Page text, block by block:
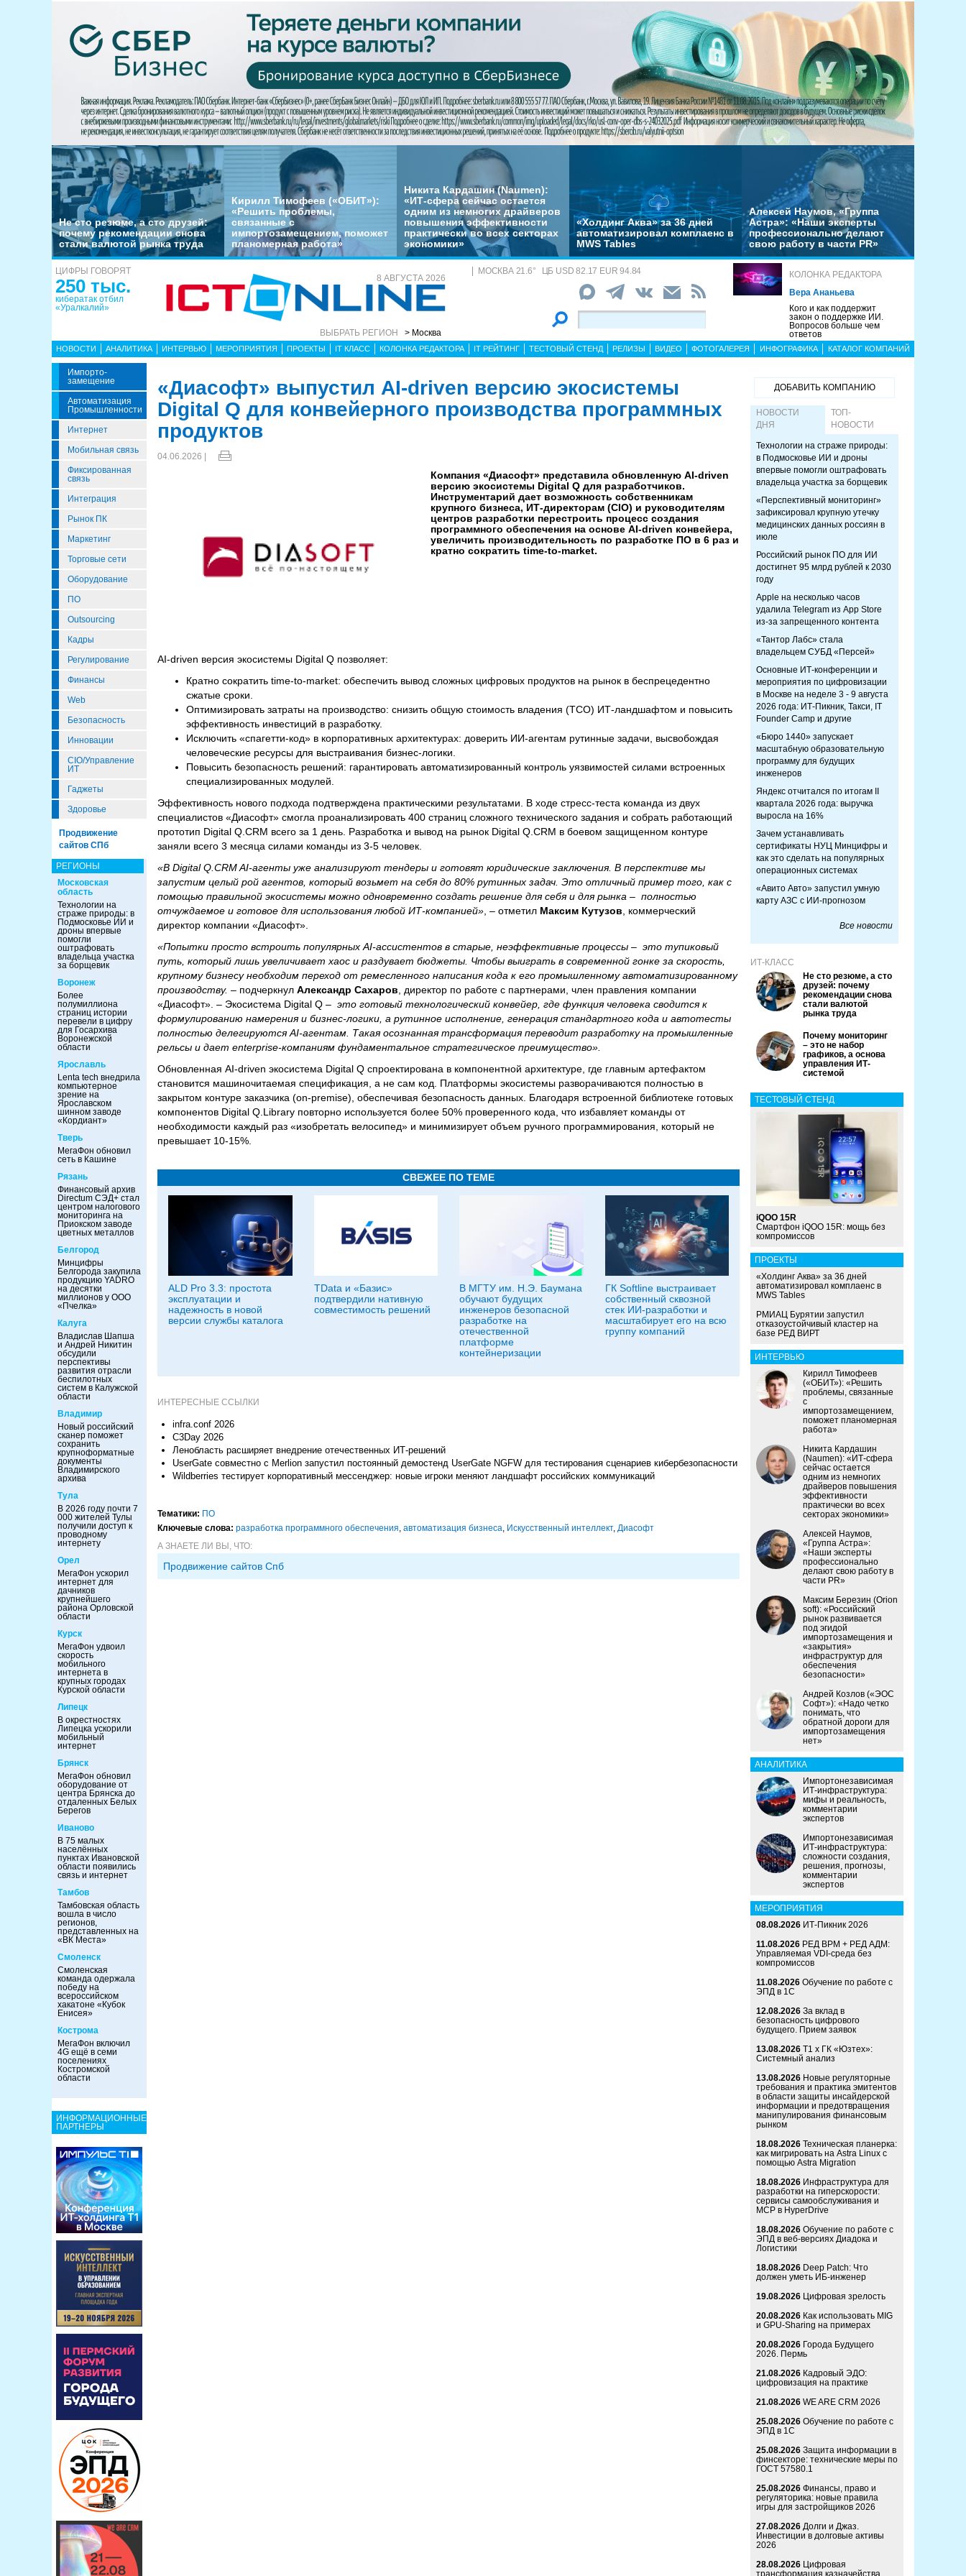
Не сто резюме, а сто друзей:
почему рекомендации снова
стали валютой рынка труда
Кирилл Тимофеев («ОБИТ»):
«Решить проблемы,
связанные с
импортозамещением, поможет
планомерная работа»
Никита Кардашин (Naumen):
«ИТ-сфера сейчас остается
одним из немногих драйверов
повышения эффективности
практически во всех секторах
экономики»
«Холдинг Аква» за 36 дней
автоматизировал комплаенс в
MWS Tables
Алексей Наумов, «Группа
Астра»: «Наши эксперты
профессионально делают
свою работу в части PR»
ЦИФРЫ ГОВОРЯТ
250 тыс.
кибератак отбил
«Уралкалий»
8 АВГУСТА 2026
ВЫБРАТЬ РЕГИОН > Москва
МОСКВА 21.6° ЦБ USD 82.17 EUR 94.84
КОЛОНКА РЕДАКТОРА
Вера Ананьева
Кого и как поддержит
закон о поддержке ИИ.
Вопросов больше чем
ответов
НОВОСТИ АНАЛИТИКА ИНТЕРВЬЮ МЕРОПРИЯТИЯ ПРОЕКТЫ IT КЛАСС КОЛОНКА РЕДАКТОРА IT РЕЙТИНГ ТЕСТОВЫЙ СТЕНД РЕЛИЗЫ ВИДЕО ФОТОГАЛЕРЕЯ ИНФОГРАФИКА КАТАЛОГ КОМПАНИЙ
Импорто­
Замещение
Автоматизация
Промышленности
Интернет
Мобильная связь
Фиксированная
связь
Интеграция
Рынок ПК
Маркетинг
Торговые сети
Оборудование
ПО
Outsourcing
Кадры
Регулирование
Финансы
Web
Безопасность
Инновации
CIO/Управление
ИТ
Гаджеты
Здоровье
Продвижение
сайтов СПб
РЕГИОНЫ
Московская
область
Технологии на
страже природы: в
Подмосковье ИИ и
дроны впервые
помогли
оштрафовать
владельца участка
за борщевик
Воронеж
Более
полумиллиона
страниц истории
перевели в цифру
для Госархива
Воронежской
области
Ярославль
Lenta tech внедрила
компьютерное
зрение на
Ярославском
шинном заводе
«Кордиант»
Тверь
МегаФон обновил
сеть в Кашине
Рязань
Финансовый архив
Directum СЭД+ стал
центром налогового
мониторинга на
Приокском заводе
цветных металлов
Белгород
Минцифры
Белгорода закупила
продукцию YADRO
на десятки
миллионов у ООО
«Пчелка»
Калуга
Владислав Шапша
и Андрей Никитин
обсудили
перспективы
развития отрасли
беспилотных
систем в Калужской
области
Владимир
Новый российский
сканер поможет
сохранить
крупноформатные
документы
Владимирского
архива
Тула
В 2026 году почти 7
000 жителей Тулы
получили доступ к
проводному
интернету
Орел
МегаФон ускорил
интернет для
дачников
крупнейшего
района Орловской
области
Курск
МегаФон удвоил
скорость
мобильного
интернета в
крупных городах
Курской области
Липецк
В окрестностях
Липецка ускорили
мобильный
интернет
Брянск
МегаФон обновил
оборудование от
центра Брянска до
отдаленных Белых
Берегов
Иваново
В 75 малых
населённых
пунктах Ивановской
области появились
связь и интернет
Тамбов
Тамбовская область
вошла в число
регионов,
представленных на
«ВК Места»
Смоленск
Смоленская
команда одержала
победу на
всероссийском
хакатоне «Кубок
Енисея»
Кострома
МегаФон включил
4G ещё в семи
поселениях
Костромской
области
ИНФОРМАЦИОННЫЕ
ПАРТНЕРЫ
«Диасофт» выпустил AI-driven версию экосистемы
Digital Q для конвейерного производства программных
продуктов
04.06.2026 |
Компания «Диасофт» представила обновленную AI-driven
версию экосистемы Digital Q для разработчиков.
Инструментарий дает возможность собственникам
крупного бизнеса, ИТ-директорам (CIO) и руководителям
центров разработки перестроить процесс создания
программного обеспечения на основе AI-driven конвейера,
увеличить производительность по разработке ПО в 6 раз и
кратно сократить time-to-market.
AI-driven версия экосистемы Digital Q позволяет:
Кратно сократить time-to-market: обеспечить вывод сложных цифровых продуктов на рынок в беспрецедентно
сжатые сроки.
Оптимизировать затраты на производство: снизить общую стоимость владения (TCO) ИТ-ландшафтом и повысить
эффективность инвестиций в разработку.
Исключить «спагетти-код» в корпоративных архитектурах: доверить ИИ-агентам рутинные задачи, высвобождая
человеческие ресурсы для выстраивания бизнес-логики.
Повысить безопасность решений: гарантировать автоматизированный контроль уязвимостей силами встроенных
специализированных модулей.
Эффективность нового подхода подтверждена практическими результатами. В ходе стресс-теста команда из двух
специалистов «Диасофт» смогла проанализировать 400 страниц сложного технического задания и собрать работающий
прототип Digital Q.CRM всего за 1 день. Разработка и вывод на рынок Digital Q.CRM в боевом защищенном контуре
заняли всего 3 месяца силами команды из 3-5 человек.
«В Digital Q.CRM AI-агенты уже анализируют тендеры и готовят юридические заключения. В перспективе мы
запустим целый рой агентов, который возьмет на себя до 80% рутинных задач. Это отличный пример того, как с
помощью правильной экосистемы можно одновременно создать решение для себя и для рынка – полностью
отчуждаемое и готовое для использования любой ИТ-компанией» , – отметил Максим Кутузов , коммерческий
директор компании «Диасофт».
«Попытки просто встроить популярных AI-ассистентов в старые, неэффективные процессы – это тупиковый
путь, который лишь увеличивает хаос и раздувает бюджеты. Чтобы выиграть в современной гонке за скорость,
крупному бизнесу необходим переход от ремесленного написания кода к его промышленному автоматизированному
производству. – подчеркнул Александр Сахаров , директор по работе с партнерами, член правления компании
«Диасофт». – Экосистема Digital Q – это готовый технологический конвейер, где функция человека сводится к
формулированию намерения и бизнес-логики, а рутинное исполнение, генерация стандартного кода и автотесты
полностью делегируются AI-агентам. Такая осознанная трансформация переводит разработку на промышленные
рельсы и дает enterprise-компаниям фундаментальное стратегическое преимущество».
Обновленная AI-driven экосистема Digital Q спроектирована в компонентной архитектуре, где главным артефактом
становится машиночитаемая спецификация, а не сам код. Платформы экосистемы разворачиваются полностью в
закрытом контуре заказчика (on-premise), обеспечивая безопасность данных. Благодаря встроенной библиотеке готовых
компонентов Digital Q.Library повторно используется более 50% проверенного кода, что избавляет команды от
необходимости каждый раз «изобретать велосипед» и минимизирует объем ручного программирования, который не
превышает 10-15%.
СВЕЖЕЕ ПО ТЕМЕ
ALD Pro 3.3: простота
эксплуатации и
надежность в новой
версии службы каталога
TData и «Базис»
подтвердили нативную
совместимость решений
В МГТУ им. Н.Э. Баумана
обучают будущих
инженеров безопасной
разработке на
отечественной
платформе
контейнеризации
ГК Softline выстраивает
собственный сквозной
стек ИИ-разработки и
масштабирует его на всю
группу компаний
ИНТЕРЕСНЫЕ ССЫЛКИ
infra.conf 2026
C3Day 2026
Ленобласть расширяет внедрение отечественных ИТ-решений
UserGate совместно c Merlion запустил постоянный демостенд UserGate NGFW для тестирования сценариев кибербезопасности
Wildberries тестирует корпоративный мессенджер: новые игроки меняют ландшафт российских коммуникаций
Тематики: ПО
Ключевые слова: разработка программного обеспечения, автоматизация бизнеса, Искусственный интеллект, Диасофт
А ЗНАЕТЕ ЛИ ВЫ, ЧТО:
Продвижение сайтов Спб
ДОБАВИТЬ КОМПАНИЮ
НОВОСТИ
ДНЯ
ТОП-
НОВОСТИ
Технологии на страже природы:
в Подмосковье ИИ и дроны
впервые помогли оштрафовать
владельца участка за борщевик
«Перспективный мониторинг»
зафиксировал крупную утечку
медицинских данных россиян в
июле
Российский рынок ПО для ИИ
достигнет 95 млрд рублей к 2030
году
Apple на несколько часов
удалила Telegram из App Store
из-за запрещенного контента
«Тантор Лабс» стала
владельцем СУБД «Персей»
Основные ИТ-конференции и
мероприятия по цифровизации
в Москве на неделе 3 - 9 августа
2026 года: ИТ-Пикник, Такси, IT
Founder Camp и другие
«Бюро 1440» запускает
масштабную образовательную
программу для будущих
инженеров
Яндекс отчитался по итогам II
квартала 2026 года: выручка
выросла на 16%
Зачем устанавливать
сертификаты НУЦ Минцифры и
как это сделать на популярных
операционных системах
«Авито Авто» запустил умную
карту АЗС с ИИ-прогнозом
Все новости
ИТ-КЛАСС
Не сто резюме, а сто
друзей: почему
рекомендации снова
стали валютой
рынка труда
Почему мониторинг
– это не набор
графиков, а основа
управления ИТ-
системой
ТЕСТОВЫЙ СТЕНД
iQOO 15R
Смартфон iQOO 15R: мощь без
компромиссов
ПРОЕКТЫ
«Холдинг Аква» за 36 дней
автоматизировал комплаенс в
MWS Tables
РМИАЦ Бурятии запустил
отказоустойчивый кластер на
базе РЕД ВИРТ
ИНТЕРВЬЮ
Кирилл Тимофеев
(«ОБИТ»): «Решить
проблемы, связанные
с
импортозамещением,
поможет планомерная
работа»
Никита Кардашин
(Naumen): «ИТ-сфера
сейчас остается
одним из немногих
драйверов повышения
эффективности
практически во всех
секторах экономики»
Алексей Наумов,
«Группа Астра»:
«Наши эксперты
профессионально
делают свою работу в
части PR»
Максим Березин (Orion
soft): «Российский
рынок развивается
под эгидой
импортозамещения и
«закрытия»
инфраструктур для
обеспечения
безопасности»
Андрей Козлов («ЭОС
Софт»): «Надо четко
понимать, что
обратной дороги для
импортозамещения
нет»
АНАЛИТИКА
Импортонезависимая
ИТ-инфраструктура:
мифы и реальность,
комментарии
экспертов
Импортонезависимая
ИТ-инфраструктура:
сложности создания,
решения, прогнозы,
комментарии
экспертов
МЕРОПРИЯТИЯ
08.08.2026 ИТ-Пикник 2026
11.08.2026 РЕД ВРМ + РЕД АДМ:
Управляемая VDI-среда без
компромиссов
11.08.2026 Обучение по работе с
ЭПД в 1С
12.08.2026 За вклад в
безопасность цифрового
будущего. Прием заявок
13.08.2026 Т1 x ГК «Юзтех»:
Системный анализ
13.08.2026 Новые регуляторные
требования и практика эмитентов
в области защиты инсайдерской
информации и предотвращения
манипулирования финансовым
рынком
18.08.2026 Техническая планерка:
как мигрировать на Astra Linux с
помощью Astra Migration
18.08.2026 Инфраструктура для
разработки на гиперскорости:
сервисы самообслуживания и
MCP в HyperDrive
18.08.2026 Обучение по работе с
ЭПД в веб-версиях Диадока и
Логистики
18.08.2026 Deep Patch: Что
должен уметь ИБ-инженер
19.08.2026 Цифровая зрелость
20.08.2026 Как использовать MIG
и GPU-Sharing на примерах
20.08.2026 Города Будущего
2026. Пермь
21.08.2026 Кадровый ЭДО:
цифровизация на практике
21.08.2026 WE ARE CRM 2026
25.08.2026 Обучение по работе с
ЭПД в 1С
25.08.2026 Защита информации в
финсекторе: технические меры по
ГОСТ 57580.1
25.08.2026 Финансы, право и
регуляторика: новые правила
игры для застройщиков 2026
27.08.2026 Долги и Джаз.
Инвестиции в долговые активы
2026
28.08.2026 Цифровая